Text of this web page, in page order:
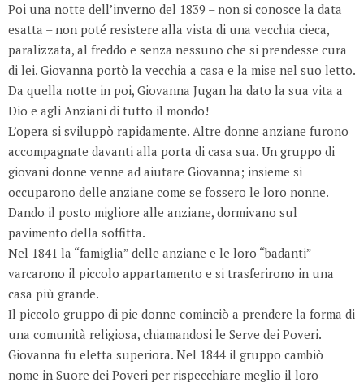
Poi una notte dell’inverno del 1839 – non si conosce la data
esatta – non poté resistere alla vista di una vecchia cieca,
paralizzata, al freddo e senza nessuno che si prendesse cura
di lei. Giovanna portò la vecchia a casa e la mise nel suo letto.
Da quella notte in poi, Giovanna Jugan ha dato la sua vita a
Dio e agli Anziani di tutto il mondo!
L’opera si sviluppò rapidamente. Altre donne anziane furono
accompagnate davanti alla porta di casa sua. Un gruppo di
giovani donne venne ad aiutare Giovanna; insieme si
occuparono delle anziane come se fossero le loro nonne.
Dando il posto migliore alle anziane, dormivano sul
pavimento della soffitta.
Nel 1841 la “famiglia” delle anziane e le loro “badanti”
varcarono il piccolo appartamento e si trasferirono in una
casa più grande.
Il piccolo gruppo di pie donne cominciò a prendere la forma di
una comunità religiosa, chiamandosi le Serve dei Poveri.
Giovanna fu eletta superiora. Nel 1844 il gruppo cambiò
nome in Suore dei Poveri per rispecchiare meglio il loro